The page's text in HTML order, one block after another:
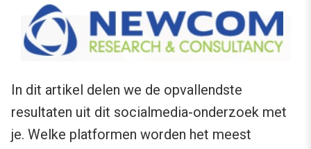
In dit artikel delen we de opvallendste
resultaten uit dit socialmedia-onderzoek met
je. Welke platformen worden het meest